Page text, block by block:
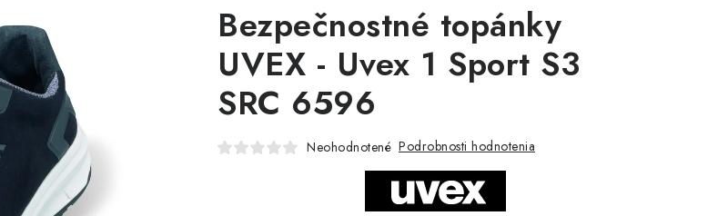
Bezpečnostné topánky
UVEX - Uvex 1 Sport S3
SRC 6596
Neohodnotené Podrobnosti hodnotenia